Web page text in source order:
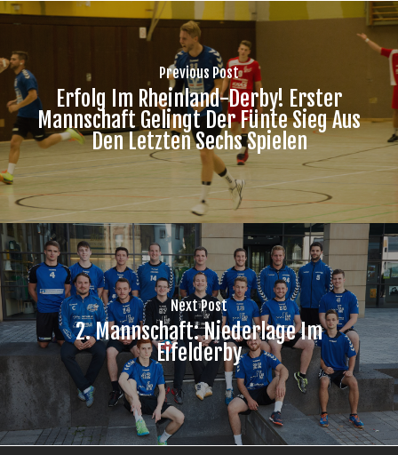
Previous Post
Erfolg Im Rheinland-Derby! Erster
Mannschaft Gelingt Der Fünte Sieg Aus
Den Letzten Sechs Spielen
Next Post
2. Mannschaft: Niederlage Im
Eifelderby